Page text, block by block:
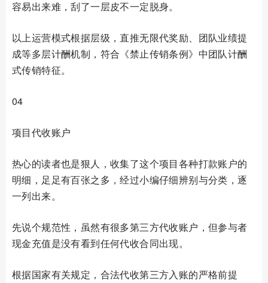
容易出来难，刮了一层皮不一定脱身。
以上运营模式根据层级，直推无限代奖励、团队业绩提
成等多层计酬机制，符合《禁止传销条例》中团队计酬
式传销特征。
04
项目代收账户
热心的读者也是狠人，收集了这个项目各种打款账户的
明细，足足有百张之多，经过小编仔细辨别与分类，逐
一列出来。
先说个规范性，虽然有很多第三方代收账户，但参与者
现金充值是没有看到任何代收合同出现。
根据国家有关规定，合法代收第三方入账的严格前提